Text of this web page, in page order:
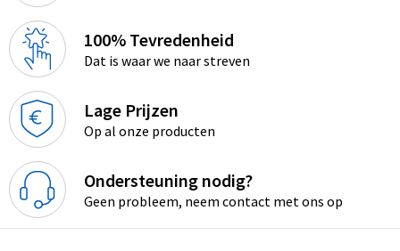
100% Tevredenheid
Dat is waar we naar streven
Lage Prijzen
Op al onze producten
Ondersteuning nodig?
Geen probleem, neem contact met ons op